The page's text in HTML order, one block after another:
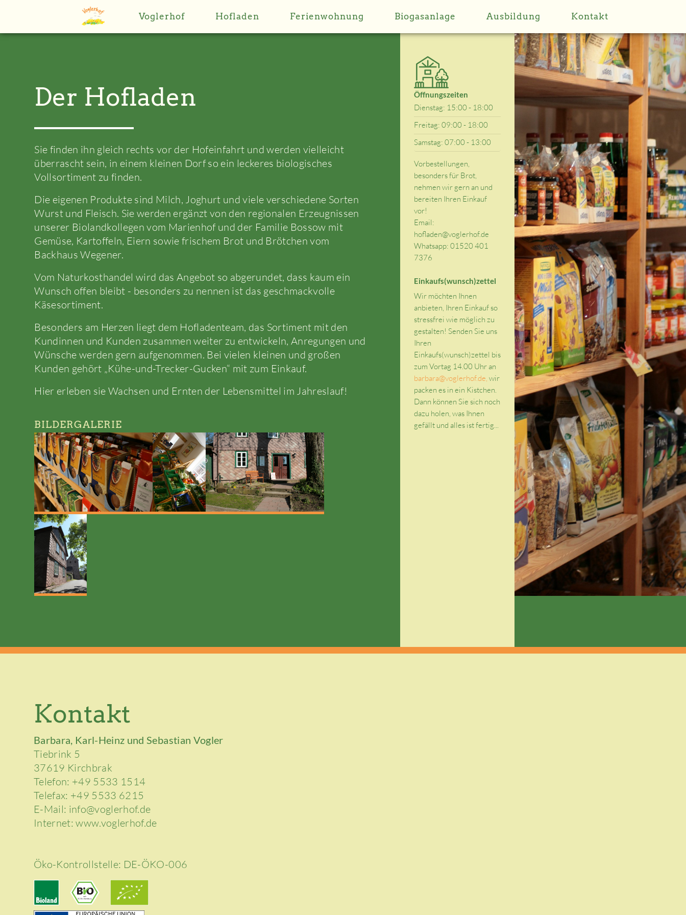
Voglerhof Hofladen Ferienwohnung Biogasanlage Ausbildung Kontakt
Der Hofladen
Sie finden ihn gleich rechts vor der Hofeinfahrt und werden vielleicht
überrascht sein, in einem kleinen Dorf so ein leckeres biologisches
Vollsortiment zu finden.
Die eigenen Produkte sind Milch, Joghurt und viele verschiedene Sorten
Wurst und Fleisch. Sie werden ergänzt von den regionalen Erzeugnissen
unserer Biolandkollegen vom Marienhof und der Familie Bossow mit
Gemüse, Kartoffeln, Eiern sowie frischem Brot und Brötchen vom
Backhaus Wegener.
Vom Naturkosthandel wird das Angebot so abgerundet, dass kaum ein
Wunsch offen bleibt - besonders zu nennen ist das geschmackvolle
Käsesortiment.
Besonders am Herzen liegt dem Hofladenteam, das Sortiment mit den
Kundinnen und Kunden zusammen weiter zu entwickeln, Anregungen und
Wünsche werden gern aufgenommen. Bei vielen kleinen und großen
Kunden gehört „Kühe-und-Trecker-Gucken“ mit zum Einkauf.
Hier erleben sie Wachsen und Ernten der Lebensmittel im Jahreslauf!
BILDERGALERIE
Öffnungszeiten
Dienstag: 15:00 - 18:00
Freitag: 09:00 - 18:00
Samstag: 07:00 - 13:00
Vorbestellungen,
besonders für Brot,
nehmen wir gern an und
bereiten Ihren Einkauf
vor!
Email:
hofladen@voglerhof.de
Whatsapp: 01520 401
7376
Einkaufs(wunsch)zettel
Wir möchten Ihnen
anbieten, Ihren Einkauf so
stressfrei wie möglich zu
gestalten! Senden Sie uns
Ihren
Einkaufs(wunsch)zettel bis
zum Vortag 14.00 Uhr an
barbara@voglerhof.de, wir
packen es in ein Kistchen.
Dann können Sie sich noch
dazu holen, was Ihnen
gefällt und alles ist fertig...
Kontakt
Barbara, Karl-Heinz und Sebastian Vogler
Tiebrink 5
37619 Kirchbrak
Telefon: +49 5533 1514
Telefax: +49 5533 6215
E-Mail: info@voglerhof.de
Internet: www.voglerhof.de
Öko-Kontrollstelle: DE-ÖKO-006